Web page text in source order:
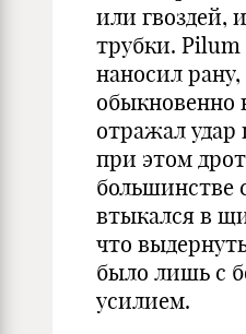
или гвоздей,
трубки. Pilum
наносил рану,
обыкновенно
отражал
при этом
большинстве
втыкался в
что
было лишь с
усилием.